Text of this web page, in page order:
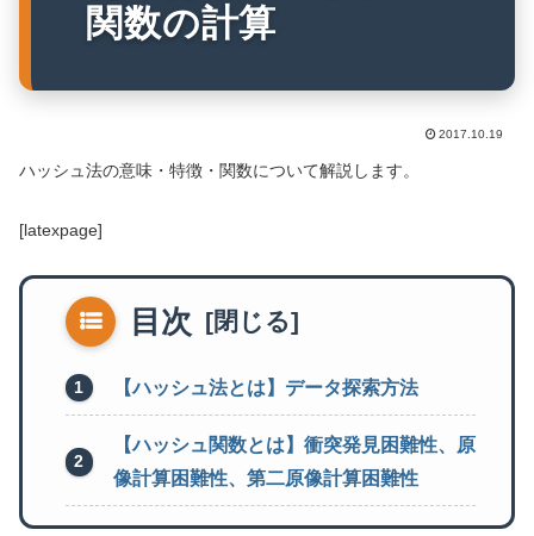
関数の計算
2017.10.19
ハッシュ法の意味・特徴・関数について解説します。
[latexpage]
目次
【ハッシュ法とは】データ探索方法
【ハッシュ関数とは】衝突発見困難性、原
像計算困難性、第二原像計算困難性